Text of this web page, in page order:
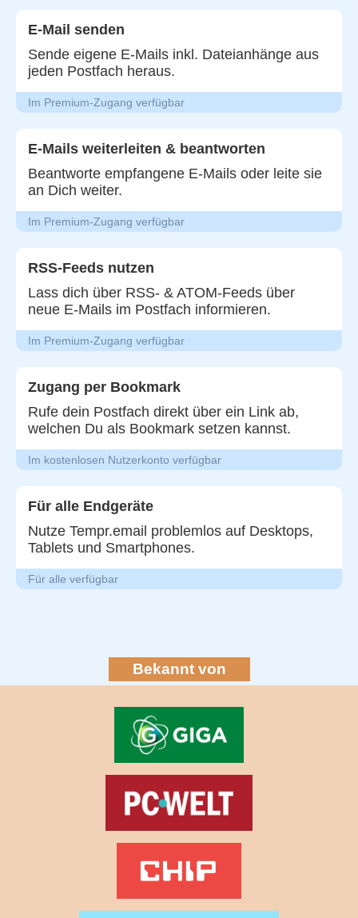
E-Mail senden
Sende eigene E-Mails inkl. Dateianhänge aus
jeden Postfach heraus.
Im Premium-Zugang verfügbar
E-Mails weiterleiten & beantworten
Beantworte empfangene E-Mails oder leite sie
an Dich weiter.
Im Premium-Zugang verfügbar
RSS-Feeds nutzen
Lass dich über RSS- & ATOM-Feeds über
neue E-Mails im Postfach informieren.
Im Premium-Zugang verfügbar
Zugang per Bookmark
Rufe dein Postfach direkt über ein Link ab,
welchen Du als Bookmark setzen kannst.
Im kostenlosen Nutzerkonto verfügbar
Für alle Endgeräte
Nutze Tempr.email problemlos auf Desktops,
Tablets und Smartphones.
Für alle verfügbar
Bekannt von